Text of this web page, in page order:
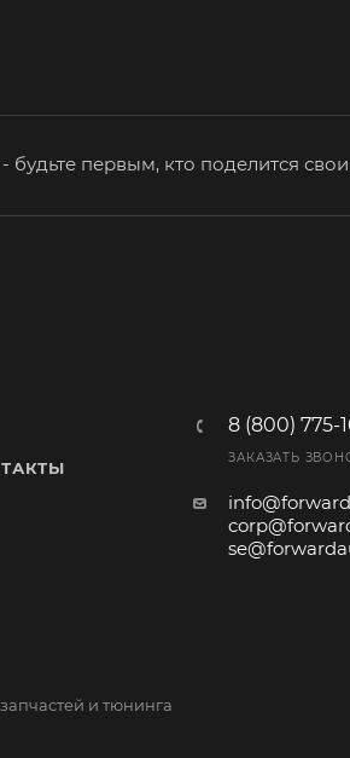
первым, кто поделится
8 (800) 775-
ЗАКАЗАТЬ
и тюнинга